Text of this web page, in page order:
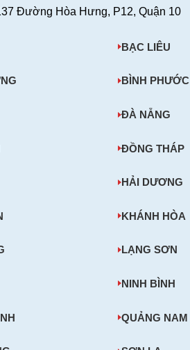
Đường Hòa Hưng, P12, Quận 10
BẠC LIÊU
BÌNH PHƯỚC
ĐÀ NẴNG
ĐỒNG THÁP
HẢI DƯƠNG
KHÁNH HÒA
LẠNG SƠN
NINH BÌNH
QUẢNG NAM